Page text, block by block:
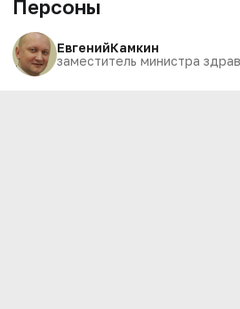
Персоны
ЕвгенийКамкин
заместитель министра